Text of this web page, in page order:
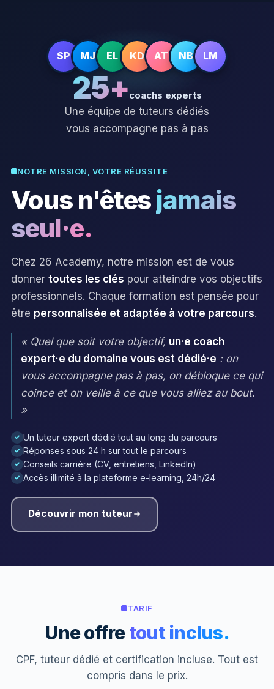
SP MJ EL KD AT NB LM
25+coachs experts
Une équipe de tuteurs dédiés
vous accompagne pas à pas
NOTRE MISSION, VOTRE RÉUSSITE
Vous n'êtesjamais
seul·e.
Chez 26 Academy, notre mission est de vous
donner toutes les clés pour atteindre vos objectifs
professionnels. Chaque formation est pensée pour
être personnalisée et adaptée à votre parcours.
« Quel que soit votre objectif, un·e coach
expert·e du domaine vous est dédié·e : on
vous accompagne pas à pas, on débloque ce qui
coince et on veille à ce que vous alliez au bout.
»
✓ Un tuteur expert dédié tout au long du parcours
✓ Réponses sous 24 h sur tout le parcours
✓ Conseils carrière (CV, entretiens, LinkedIn)
✓ Accès illimité à la plateforme e-learning, 24h/24
Découvrir mon tuteur
TARIF
Une offretout inclus.
CPF, tuteur dédié et certification incluse. Tout est
compris dans le prix.